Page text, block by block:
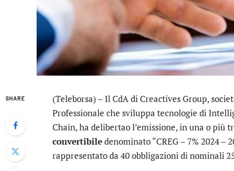
SHARE (Teleborsa) – Il CdA di Creactives Group,
Professionale che sviluppa tecnologie di
Chain, ha delibertao l’emissione, in una o più
convertibiledenominato “CREG – 7% 2024 –
rappresentato da 40 obbligazioni di nominali